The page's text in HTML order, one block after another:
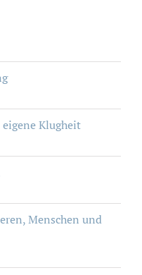
Klugheit
Menschen und